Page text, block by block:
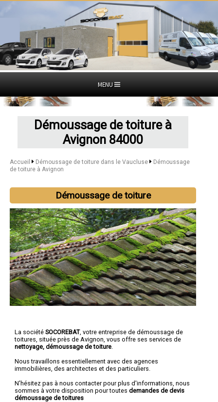
MENU
Démoussage de toiture à
Avignon 84000
Accueil Démoussage de toiture dans le Vaucluse
Démoussage
de toiture à Avignon
Démoussage de toiture
La société SOCOREBAT, votre entreprise de démoussage de
toitures, située près de Avignon, vous offre ses services de
nettoyage, démoussage de toiture
Nous travaillons essentiellement avec des agences
immobilières, des architectes et des particuliers.
N'hésitez pas à nous contacter pour plus d'informations, nous
sommes à votre disposition pour toutes demandes de devis
démoussage de toitures